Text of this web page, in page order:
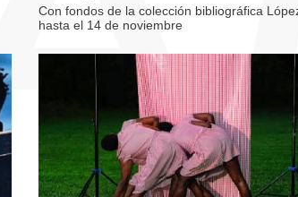
Con fondos de la colección bibliográfica
hasta el 14 de noviembre